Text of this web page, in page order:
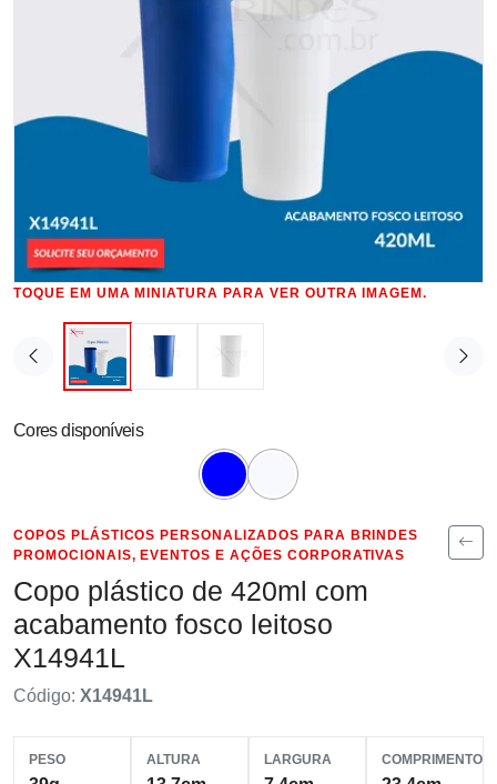
TOQUE EM UMA MINIATURA PARA VER OUTRA IMAGEM.
Cores disponíveis
COPOS PLÁSTICOS PERSONALIZADOS PARA BRINDES
PROMOCIONAIS, EVENTOS E AÇÕES CORPORATIVAS
Copo plástico de 420ml com
acabamento fosco leitoso
X14941L
Código: X14941L
PESO ALTURA LARGURA COMPRIMENTO